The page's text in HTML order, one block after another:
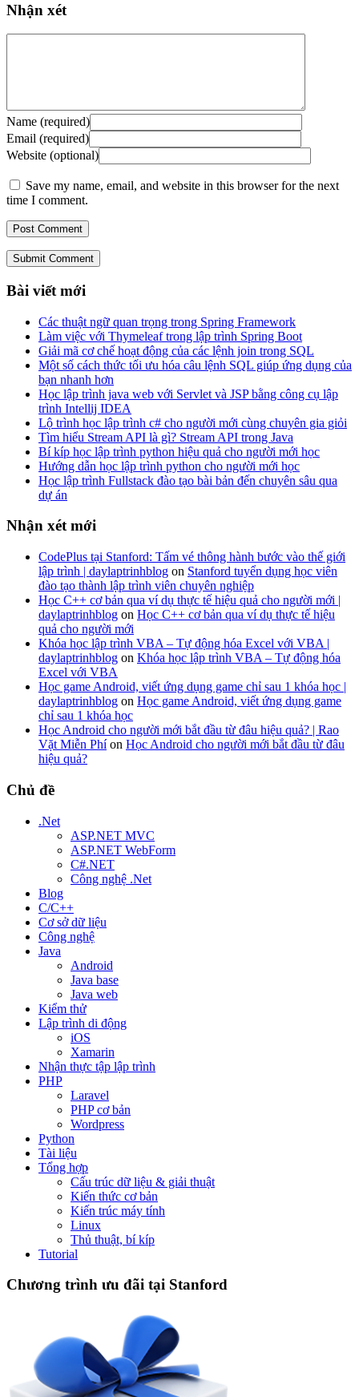
Nhận xét
Name (required)
Email (required)
Website (optional)
Save my name, email, and website in this browser for the next
time I comment.
Submit Comment
Bài viết mới
Các thuật ngữ quan trọng trong Spring Framework
Làm việc với Thymeleaf trong lập trình Spring Boot
Giải mã cơ chế hoạt động của các lệnh join trong SQL
Một số cách thức tối ưu hóa câu lệnh SQL giúp ứng dụng của
bạn nhanh hơn
Học lập trình java web với Servlet và JSP bằng công cụ lập
trình Intellij IDEA
Lộ trình học lập trình c# cho người mới cùng chuyên gia giỏi
Tìm hiểu Stream API là gì? Stream API trong Java
Bí kíp học lập trình python hiệu quả cho người mới học
Hướng dẫn học lập trình python cho người mới học
Học lập trình Fullstack đào tạo bài bản đến chuyên sâu qua
dự án
Nhận xét mới
CodePlus tại Stanford: Tấm vé thông hành bước vào thế giới
lập trình | daylaptrinhblog on Stanford tuyển dụng học viên
đào tạo thành lập trình viên chuyên nghiệp
Học C++ cơ bản qua ví dụ thực tế hiệu quả cho người mới |
daylaptrinhblog on Học C++ cơ bản qua ví dụ thực tế hiệu
quả cho người mới
Khóa học lập trình VBA – Tự động hóa Excel với VBA |
daylaptrinhblog on Khóa học lập trình VBA – Tự động hóa
Excel với VBA
Học game Android, viết ứng dụng game chỉ sau 1 khóa học |
daylaptrinhblog on Học game Android, viết ứng dụng game
chỉ sau 1 khóa học
Học Android cho người mới bắt đầu từ đâu hiệu quả? | Rao
Vặt Miễn Phíon Học Android cho người mới bắt đầu từ đâu
hiệu quả?
Chủ đề
.Net
ASP.NET MVC
ASP.NET WebForm
C#.NET
Công nghệ .Net
Blog
C/C++
Cơ sở dữ liệu
Công nghệ
Java
Android
Java base
Java web
Kiểm thử
Lập trình di động
iOS
Xamarin
Nhận thực tập lập trình
PHP
Laravel
PHP cơ bản
Wordpress
Python
Tài liệu
Tổng hợp
Cấu trúc dữ liệu & giải thuật
Kiến thức cơ bản
Kiến trúc máy tính
Linux
Thủ thuật, bí kíp
Tutorial
Chương trình ưu đãi tại Stanford